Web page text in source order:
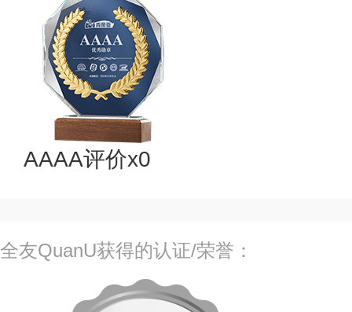
AAAA评价x0
全友QuanU获得的认证/荣誉：